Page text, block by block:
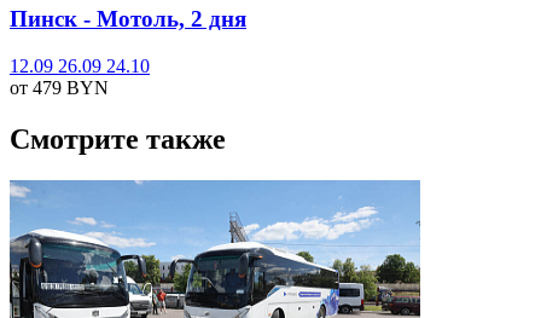
Пинск - Мотоль, 2 дня
12.09 26.09 24.10
от 479 BYN
Смотрите также